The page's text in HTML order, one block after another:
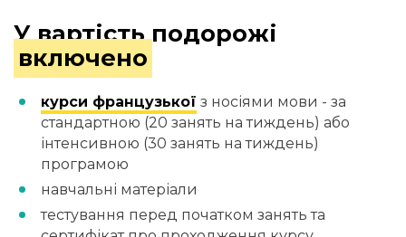
У вартість подорожі
включено
курси французької з носіями мови - за
стандартною (20 занять на тиждень) або
інтенсивною (30 занять на тиждень)
програмою
навчальні матеріали
тестування перед початком занять та